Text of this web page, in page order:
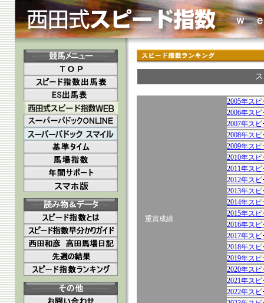
重賞成績
2005年ス
2006年ス
2007年ス
2008年ス
2009年ス
2010年ス
2011年ス
2012年ス
2013年ス
2014年ス
2015年ス
2016年ス
2017年ス
2018年ス
2019年ス
2020年ス
2021年ス
2022年ス